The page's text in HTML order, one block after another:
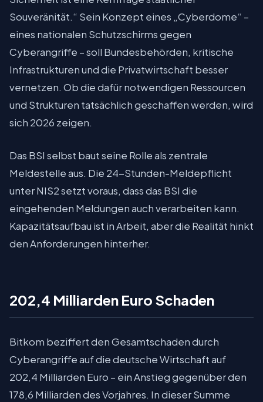
Souveränität.“ Sein Konzept eines „Cyberdome“ –
eines nationalen Schutzschirms gegen
Cyberangriffe – soll Bundesbehörden, kritische
Infrastrukturen und die Privatwirtschaft besser
vernetzen. Ob die dafür notwendigen Ressourcen
und Strukturen tatsächlich geschaffen werden, wird
sich 2026 zeigen.
Das BSI selbst baut seine Rolle als zentrale
Meldestelle aus. Die 24-Stunden-Meldepflicht
unter NIS2 setzt voraus, dass das BSI die
eingehenden Meldungen auch verarbeiten kann.
Kapazitätsaufbau ist in Arbeit, aber die Realität hinkt
den Anforderungen hinterher.
202,4 Milliarden Euro Schaden
Bitkom beziffert den Gesamtschaden durch
Cyberangriffe auf die deutsche Wirtschaft auf
202,4 Milliarden Euro – ein Anstieg gegenüber den
178,6 Milliarden des Vorjahres. In dieser Summe